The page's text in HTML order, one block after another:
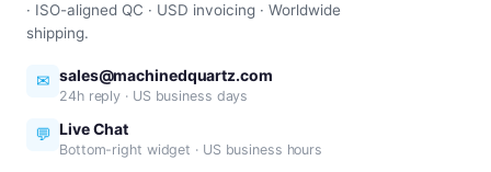
· ISO-aligned QC · USD invoicing · Worldwide
shipping.
✉ sales@machinedquartz.com
24h reply · US business days
💬 Live Chat
Bottom-right widget · US business hours